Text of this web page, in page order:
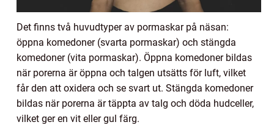
Det finns två huvudtyper av pormaskar på näsan:
öppna komedoner (svarta pormaskar) och stängda
komedoner (vita pormaskar). Öppna komedoner bildas
när porerna är öppna och talgen utsätts för luft, vilket
får den att oxidera och se svart ut. Stängda komedoner
bildas när porerna är täppta av talg och döda hudceller,
vilket ger en vit eller gul färg.